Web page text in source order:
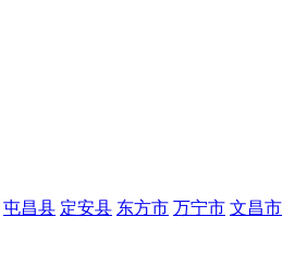
屯昌县 定安县 东方市 万宁市 文昌市